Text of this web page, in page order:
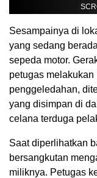
Sesampainya di
yang sedang
sepeda motor.
petugas
penggeledahan,
yang disimpan di
celana terduga
Saat diperlihatkan
bersangkutan
miliknya. Petugas